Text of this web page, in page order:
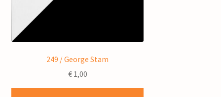
249 / George Stam
€1,00